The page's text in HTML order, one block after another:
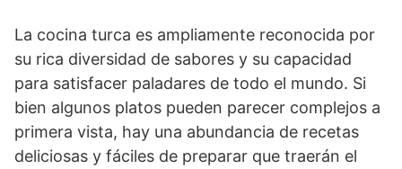
La cocina turca es ampliamente reconocida por
su rica diversidad de sabores y su capacidad
para satisfacer paladares de todo el mundo. Si
bien algunos platos pueden parecer complejos a
primera vista, hay una abundancia de recetas
deliciosas y fáciles de preparar que traerán el